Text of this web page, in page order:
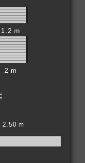
1.2 m
2 m
2.50 m